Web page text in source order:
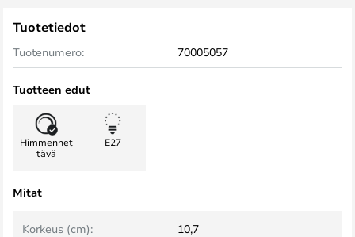
Tuotetiedot
Tuotenumero: 70005057
Tuotteen edut
Himmennet
tävä
E27
Mitat
Korkeus (cm):
10,7